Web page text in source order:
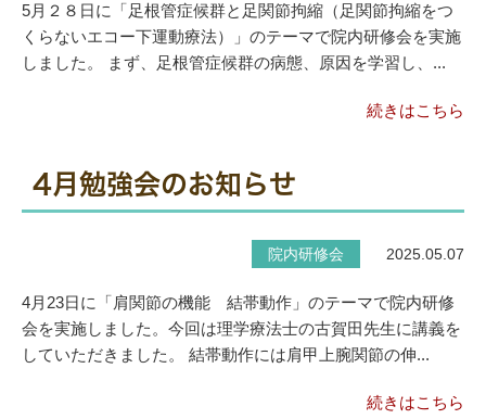
5月２８日に「足根管症候群と足関節拘縮（足関節拘縮をつ
くらないエコー下運動療法）」のテーマで院内研修会を実施
しました。 まず、足根管症候群の病態、原因を学習し、...
続きはこちら
4月勉強会のお知らせ
院内研修会 2025.05.07
4月23日に「肩関節の機能 結帯動作」のテーマで院内研修
会を実施しました。今回は理学療法士の古賀田先生に講義を
していただきました。 結帯動作には肩甲上腕関節の伸...
続きはこちら